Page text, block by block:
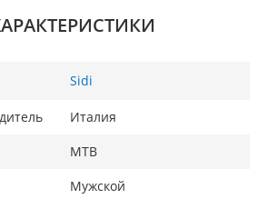
Sidi
Италия
MTB
Мужской